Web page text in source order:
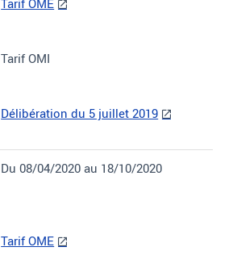
Tarif OME
Tarif OMI
Délibération du 5 juillet 2019
Du 08/04/2020 au 18/10/2020
Tarif OME